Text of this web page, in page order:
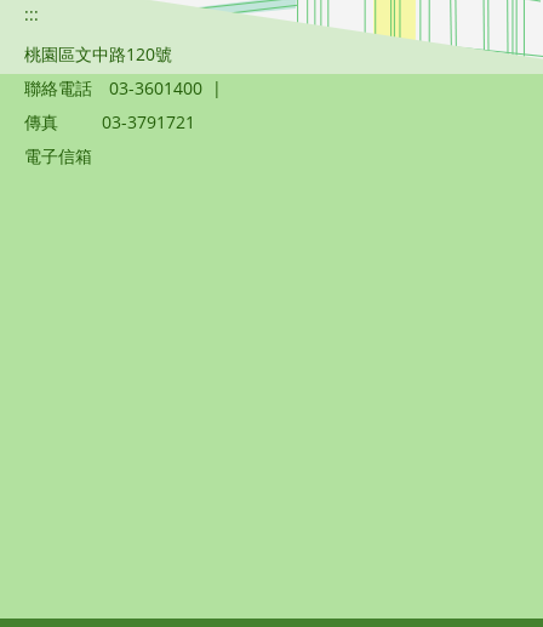
:::
桃園區文中路120號
聯絡電話
03-3601400 |
傳真
03-3791721
電子信箱